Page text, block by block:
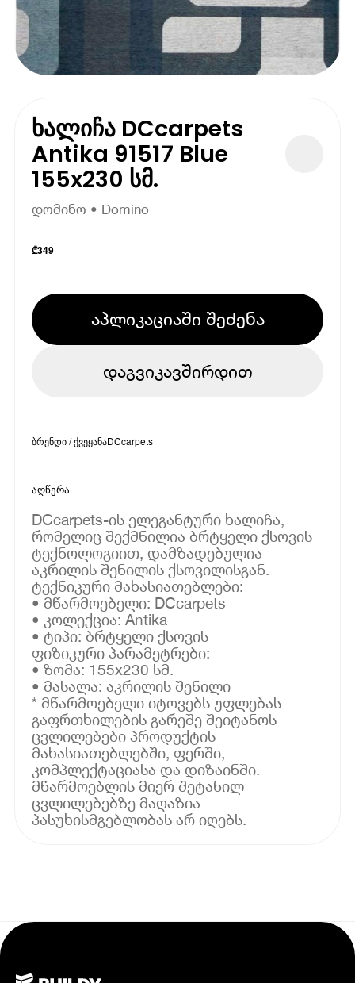
ხალიჩა DCcarpets
Antika 91517 Blue
155x230 სმ.
დომინო • Domino
₾349
აპლიკაციაში შეძენა
დაგვიკავშირდით
ბრენდი / ქვეყანაDCcarpets
აღწერა
DCcarpets-ის ელეგანტური ხალიჩა,
რომელიც შექმნილია ბრტყელი ქსოვის
ტექნოლოგიით, დამზადებულია
აკრილის შენილის ქსოვილისგან.
ტექნიკური მახასიათებლები:
• მწარმოებელი: DCcarpets
• კოლექცია: Antika
• ტიპი: ბრტყელი ქსოვის
ფიზიკური პარამეტრები:
• ზომა: 155x230 სმ.
• მასალა: აკრილის შენილი
* მწარმოებელი იტოვებს უფლებას
გაფრთხილების გარეშე შეიტანოს
ცვლილებები პროდუქტის
მახასიათებლებში, ფერში,
კომპლექტაციასა და დიზაინში.
მწარმოებლის მიერ შეტანილ
ცვლილებებზე მაღაზია
პასუხისმგებლობას არ იღებს.